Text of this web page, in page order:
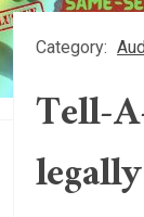
Category:
Tell-